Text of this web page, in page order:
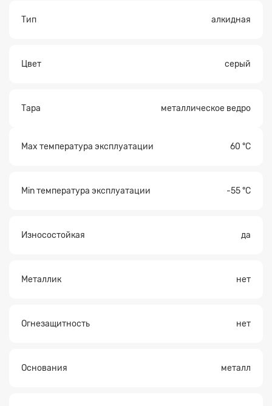
Тип алкидная
Цвет серый
Тара металлическое ведро
Max температура эксплуатации 60 °С
Min температура эксплуатации -55 °С
Износостойкая да
Металлик нет
Огнезащитность нет
Основания металл